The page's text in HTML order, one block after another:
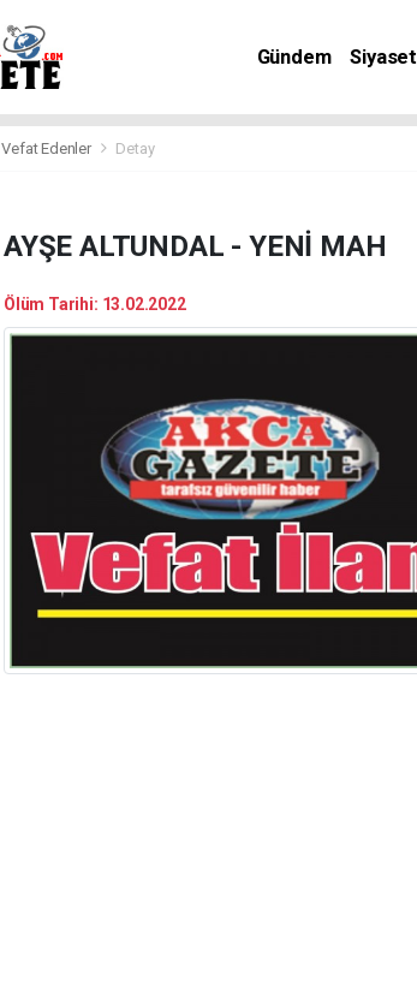
Gündem Siyaset
Vefat Edenler Detay
AYŞE ALTUNDAL - YENİ MAH
Ölüm Tarihi: 13.02.2022